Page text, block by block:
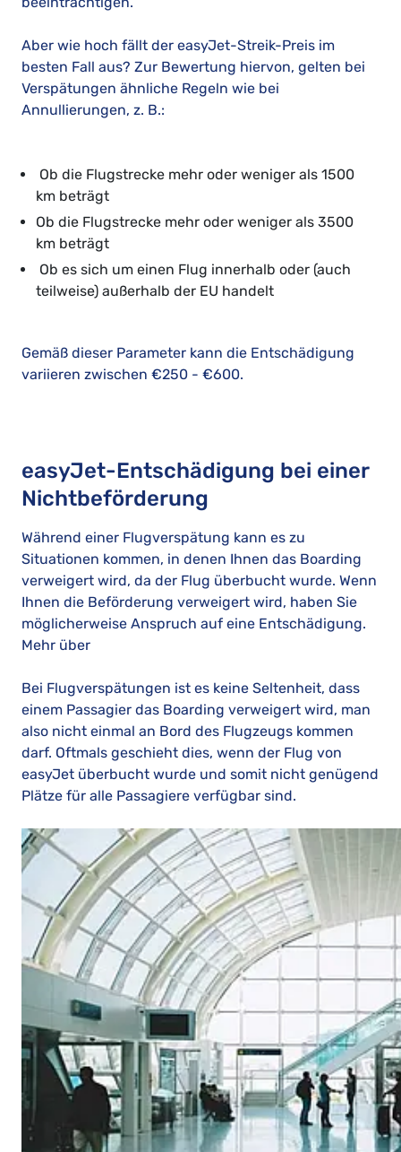
Aber wie hoch fällt der easyJet-Streik-Preis im
besten Fall aus? Zur Bewertung hiervon, gelten bei
Verspätungen ähnliche Regeln wie bei
Annullierungen, z. B.:
Ob die Flugstrecke mehr oder weniger als 1500
km beträgt
Ob die Flugstrecke mehr oder weniger als 3500
km beträgt
Ob es sich um einen Flug innerhalb oder (auch
teilweise) außerhalb der EU handelt
Gemäß dieser Parameter kann die Entschädigung
variieren zwischen €250 - €600.
easyJet-Entschädigung bei einer
Nichtbeförderung
Während einer Flugverspätung kann es zu
Situationen kommen, in denen Ihnen das Boarding
verweigert wird, da der Flug überbucht wurde. Wenn
Ihnen die Beförderung verweigert wird, haben Sie
möglicherweise Anspruch auf eine Entschädigung.
Mehr über
Bei Flugverspätungen ist es keine Seltenheit, dass
einem Passagier das Boarding verweigert wird, man
also nicht einmal an Bord des Flugzeugs kommen
darf. Oftmals geschieht dies, wenn der Flug von
easyJet überbucht wurde und somit nicht genügend
Plätze für alle Passagiere verfügbar sind.